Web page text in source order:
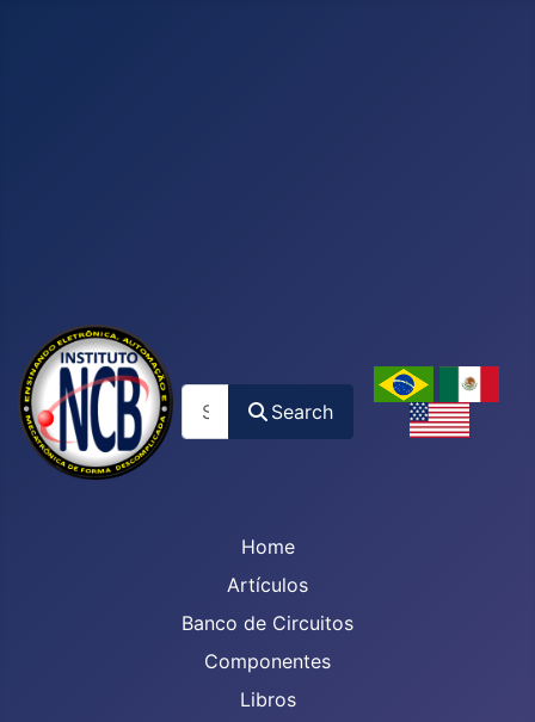
Search
Home
Artículos
Banco de Circuitos
Componentes
Libros